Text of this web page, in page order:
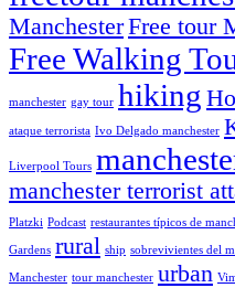
ManchesterFree tour
Free Walking
manchester gay tour hiking
ataque terrorista Ivo Delgado manchester
Liverpool Tours
manchester terrorist
Platzki Podcast restaurantes típicos de
Gardens rural ship sobrevivientes del
Manchester tour manchester urban